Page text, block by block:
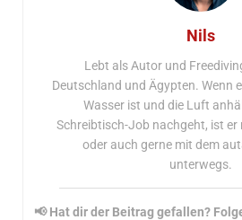
Nils
Lebt als Autor und
Deutschland und Ägypten. Wenn
Wasser ist und die Luft
Schreibtisch-Job nachgeht, ist er
oder auch gerne mit dem
unterwegs.
📢 Hat dir der Beitrag gefallen?